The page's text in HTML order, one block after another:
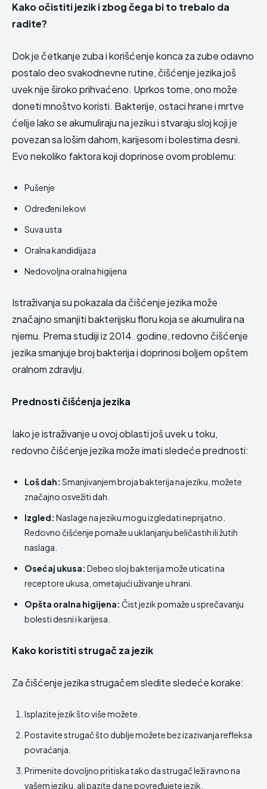
Kako očistiti jezik i zbog čega bi to trebalo da
radite?
Dok je četkanje zuba i korišćenje konca za zube odavno
postalo deo svakodnevne rutine, čišćenje jezika još
uvek nije široko prihvaćeno. Uprkos tome, ono može
doneti mnoštvo koristi. Bakterije, ostaci hrane i mrtve
ćelije lako se akumuliraju na jeziku i stvaraju sloj koji je
povezan sa lošim dahom, karijesom i bolestima desni.
Evo nekoliko faktora koji doprinose ovom problemu:
Pušenje
Određeni lekovi
Suva usta
Oralna kandidijaza
Nedovoljna oralna higijena
Istraživanja su pokazala da čišćenje jezika može
značajno smanjiti bakterijsku floru koja se akumulira na
njemu. Prema studiji iz 2014. godine, redovno čišćenje
jezika smanjuje broj bakterija i doprinosi boljem opštem
oralnom zdravlju.
Prednosti čišćenja jezika
Iako je istraživanje u ovoj oblasti još uvek u toku,
redovno čišćenje jezika može imati sledeće prednosti:
Loš dah: Smanjivanjem broja bakterija na jeziku, možete
značajno osvežiti dah.
Izgled: Naslage na jeziku mogu izgledati neprijatno.
Redovno čišćenje pomaže u uklanjanju beličastih ili žutih
naslaga.
Osećaj ukusa: Debeo sloj bakterija može uticati na
receptore ukusa, ometajući uživanje u hrani.
Opšta oralna higijena: Čist jezik pomaže u sprečavanju
bolesti desni i karijesa.
Kako koristiti strugač za jezik
Za čišćenje jezika strugačem sledite sledeće korake:
Isplazite jezik što više možete.
Postavite strugač što dublje možete bez izazivanja refleksa
povraćanja.
Primenite dovoljno pritiska tako da strugač leži ravno na
vašem jeziku, ali pazite da ne povređujete jezik.